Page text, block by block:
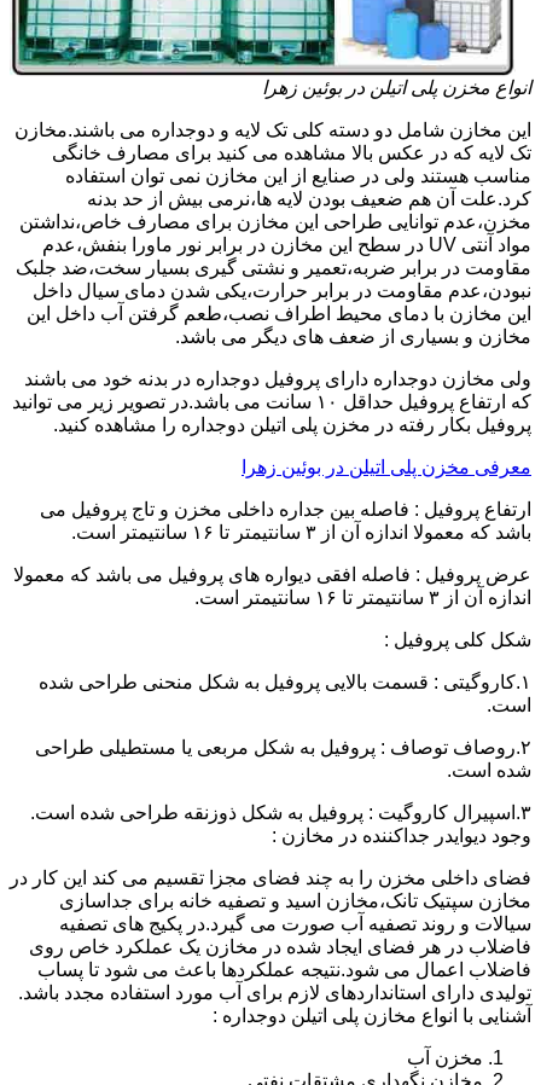
انواع مخزن پلی اتیلن در بوئین زهرا
این مخازن شامل دو دسته کلی تک لایه و دوجداره می باشند.مخازن
تک لایه که در عکس بالا مشاهده می کنید برای مصارف خانگی
مناسب هستند ولی در صنایع از این مخازن نمی توان استفاده
کرد.علت آن هم ضعیف بودن لایه ها،نرمی بیش از حد بدنه
مخزن،عدم توانایی طراحی این مخازن برای مصارف خاص،نداشتن
مواد آنتی UV در سطح این مخازن در برابر نور ماورا بنفش،عدم
مقاومت در برابر ضربه،تعمیر و نشتی گیری بسیار سخت،ضد جلبک
نبودن،عدم مقاومت در برابر حرارت،یکی شدن دمای سیال داخل
این مخازن با دمای محیط اطراف نصب،طعم گرفتن آب داخل این
مخازن و بسیاری از ضعف های دیگر می باشد.
ولی مخازن دوجداره دارای پروفیل دوجداره در بدنه خود می باشند
که ارتفاع پروفیل حداقل ۱۰ سانت می باشد.در تصویر زیر می توانید
پروفیل بکار رفته در مخزن پلی اتیلن دوجداره را مشاهده کنید.
معرفی مخزن پلی اتیلن در بوئین زهرا
ارتفاع پروفیل : فاصله بین جداره داخلی مخزن و تاج پروفیل می
باشد که معمولا اندازه آن از ۳ سانتیمتر تا ۱۶ سانتیمتر است.
عرض پروفیل : فاصله افقی دیواره های پروفیل می باشد که معمولا
اندازه آن از ۳ سانتیمتر تا ۱۶ سانتیمتر است.
شکل کلی پروفیل :
۱.کاروگیتی : قسمت بالایی پروفیل به شکل منحنی طراحی شده
است.
۲.روصاف توصاف : پروفیل به شکل مربعی یا مستطیلی طراحی
شده است.
۳.اسپیرال کاروگیت : پروفیل به شکل ذوزنقه طراحی شده است.
وجود دیوایدر جداکننده در مخازن :
فضای داخلی مخزن را به چند فضای مجزا تقسیم می کند این کار در
مخازن سپتیک تانک،مخازن اسید و تصفیه خانه برای جداسازی
سیالات و روند تصفیه آب صورت می گیرد.در پکیج های تصفیه
فاضلاب در هر فضای ایجاد شده در مخازن یک عملکرد خاص روی
فاضلاب اعمال می شود.نتیجه عملکردها باعث می شود تا پساب
تولیدی دارای استانداردهای لازم برای آب مورد استفاده مجدد باشد.
آشنایی با انواع مخازن پلی اتیلن دوجداره :
مخزن آب
مخازن نگهداری مشتقات نفتی